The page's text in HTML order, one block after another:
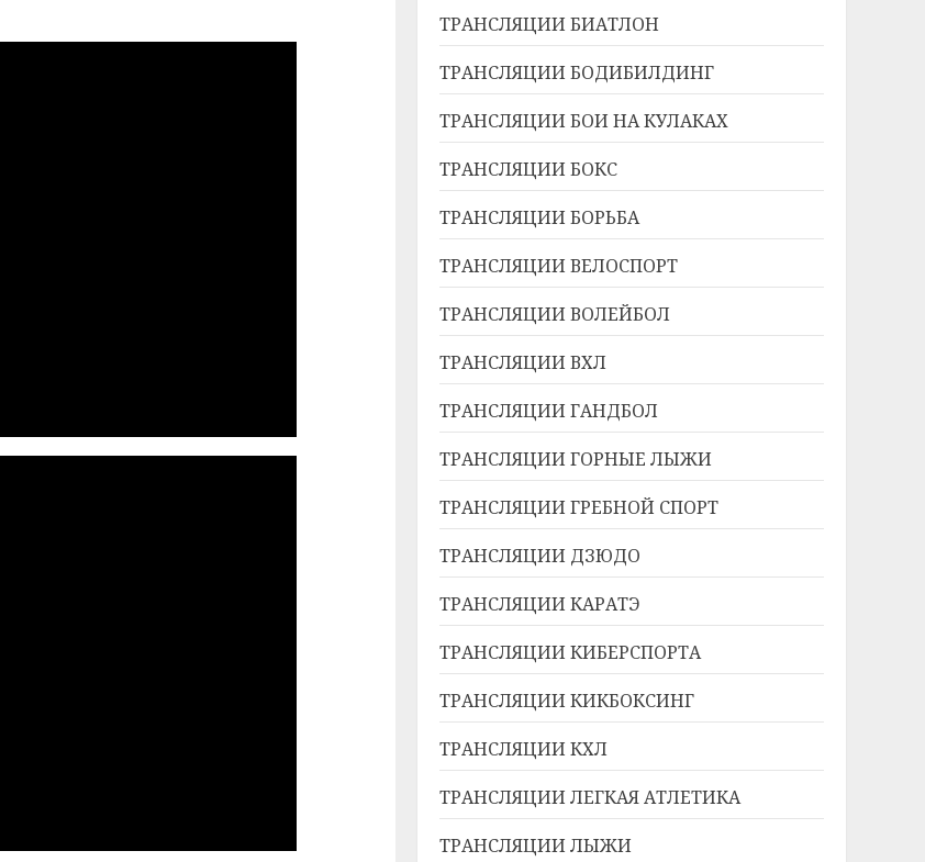
ТРАНСЛЯЦИИ БИАТЛОН
ТРАНСЛЯЦИИ БОДИБИЛДИНГ
ТРАНСЛЯЦИИ БОИ НА КУЛАКАХ
ТРАНСЛЯЦИИ БОКС
ТРАНСЛЯЦИИ БОРЬБА
ТРАНСЛЯЦИИ ВЕЛОСПОРТ
ТРАНСЛЯЦИИ ВОЛЕЙБОЛ
ТРАНСЛЯЦИИ ВХЛ
ТРАНСЛЯЦИИ ГАНДБОЛ
ТРАНСЛЯЦИИ ГОРНЫЕ ЛЫЖИ
ТРАНСЛЯЦИИ ГРЕБНОЙ СПОРТ
ТРАНСЛЯЦИИ ДЗЮДО
ТРАНСЛЯЦИИ КАРАТЭ
ТРАНСЛЯЦИИ КИБЕРСПОРТА
ТРАНСЛЯЦИИ КИКБОКСИНГ
ТРАНСЛЯЦИИ КХЛ
ТРАНСЛЯЦИИ ЛЕГКАЯ АТЛЕТИКА
ТРАНСЛЯЦИИ ЛЫЖИ